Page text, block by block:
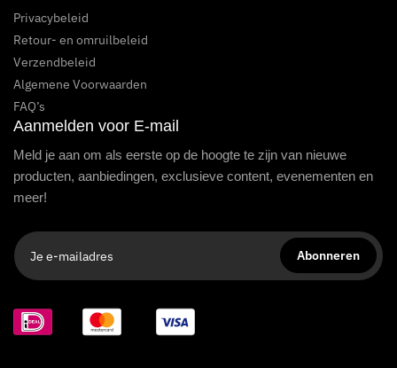
Privacybeleid
Retour- en omruilbeleid
Verzendbeleid
Algemene Voorwaarden
FAQ’s
Aanmelden voor E-mail
Meld je aan om als eerste op de hoogte te zijn van nieuwe
producten, aanbiedingen, exclusieve content, evenementen en
meer!